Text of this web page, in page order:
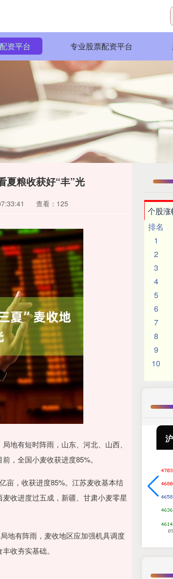
资平台 专业股票配资平台
粮收获好“丰”光
查看：125
地有短时阵雨，山东、河北、山西、
，全国小麦收获进度85%。
亩，收获进度85%。江苏麦收基本结
收进度过五成，新疆、甘肃小麦零星
地有阵雨，麦收地区应加强机具调度
收夯实基础。
个股涨
排名
1
2
3
4
5
6
7
8
9
10
4651.31 -6.85 -0.15%